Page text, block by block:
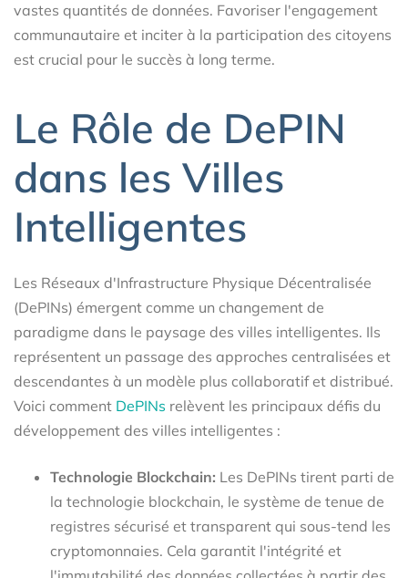
vastes quantités de données. Favoriser l'engagement
communautaire et inciter à la participation des citoyens
est crucial pour le succès à long terme.
Le Rôle de DePIN
dans les Villes
Intelligentes
Les Réseaux d'Infrastructure Physique Décentralisée
(DePINs) émergent comme un changement de
paradigme dans le paysage des villes intelligentes. Ils
représentent un passage des approches centralisées et
descendantes à un modèle plus collaboratif et distribué.
Voici comment DePINs relèvent les principaux défis du
développement des villes intelligentes :
Technologie Blockchain: Les DePINs tirent parti de
la technologie blockchain, le système de tenue de
registres sécurisé et transparent qui sous-tend les
cryptomonnaies. Cela garantit l'intégrité et